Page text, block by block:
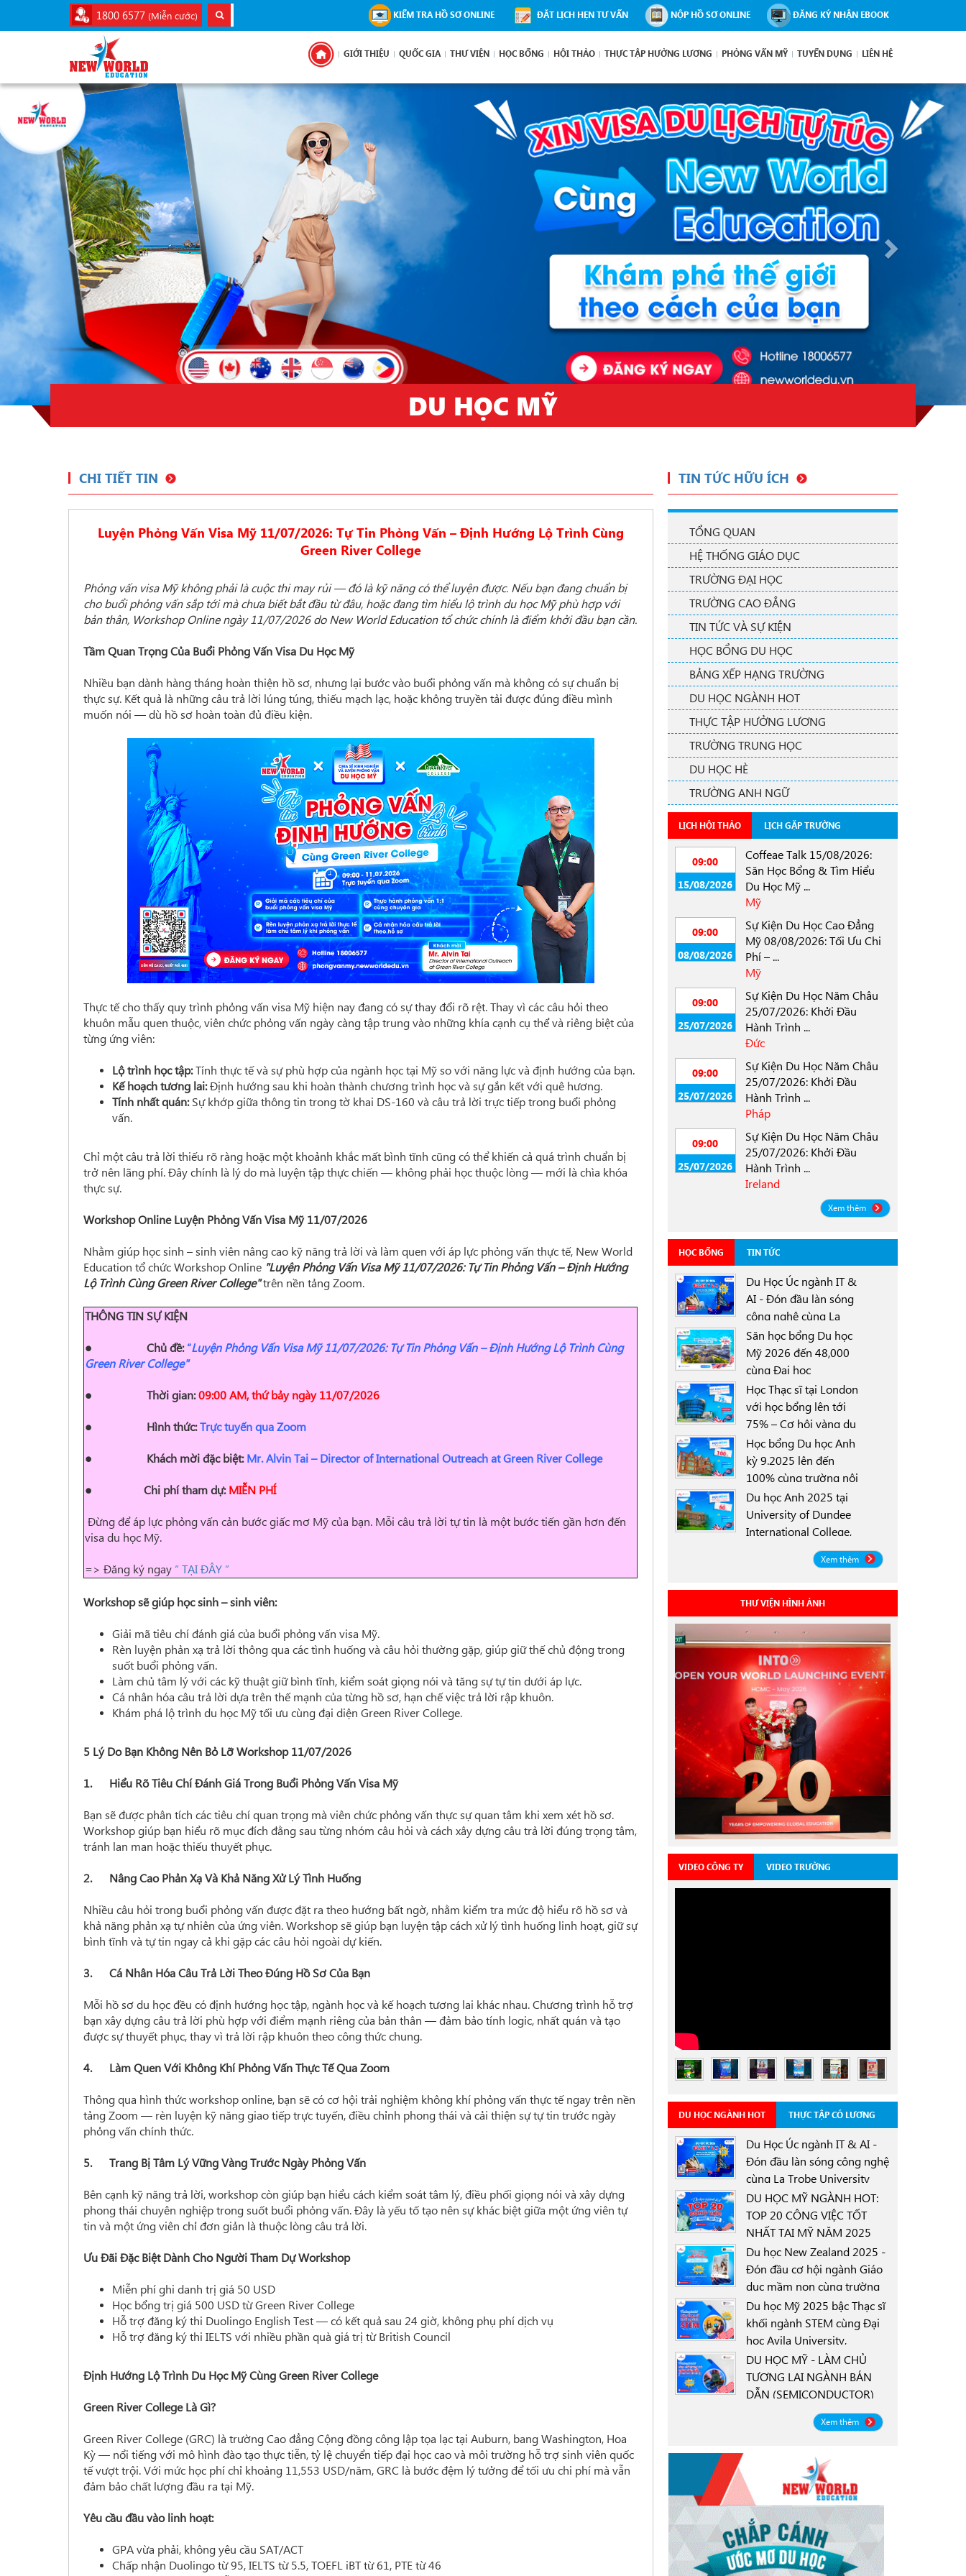
1800 6577 (Miễn cước) KIỂM TRA HỒ SƠ ONLINE ĐẶT LỊCH HẸN TƯ VẤN NỘP HỒ SƠ ONLINE ĐĂNG KÝ NHẬN EBOOK
GIỚI THIỆU QUỐC GIA THƯ VIỆN HỌC BỔNG HỘI THẢO THỰC TẬP HƯỞNG LƯƠNG PHỎNG VẤN MỸ TUYỂN DỤNG LIÊN HỆ
Previous Next
DU HỌC MỸ
CHI TIẾT TIN
Luyện Phỏng Vấn Visa Mỹ 11/07/2026: Tự Tin Phỏng Vấn – Định Hướng Lộ Trình Cùng
Green River College
Phỏng vấn visa Mỹ không phải là cuộc thi may rủi — đó là kỹ năng có thể luyện được. Nếu bạn đang chuẩn bị
cho buổi phỏng vấn sắp tới mà chưa biết bắt đầu từ đâu, hoặc đang tìm hiểu lộ trình du học Mỹ phù hợp với
bản thân, Workshop Online ngày 11/07/2026 do New World Education tổ chức chính là điểm khởi đầu bạn cần.
Tầm Quan Trọng Của Buổi Phỏng Vấn Visa Du Học Mỹ
Nhiều bạn dành hàng tháng hoàn thiện hồ sơ, nhưng lại bước vào buổi phỏng vấn mà không có sự chuẩn bị
thực sự. Kết quả là những câu trả lời lúng túng, thiếu mạch lạc, hoặc không truyền tải được đúng điều mình
muốn nói — dù hồ sơ hoàn toàn đủ điều kiện.
Thực tế cho thấy quy trình phỏng vấn visa Mỹ hiện nay đang có sự thay đổi rõ rệt. Thay vì các câu hỏi theo
khuôn mẫu quen thuộc, viên chức phỏng vấn ngày càng tập trung vào những khía cạnh cụ thể và riêng biệt của
từng ứng viên:
Lộ trình học tập:Tính thực tế và sự phù hợp của ngành học tại Mỹ so với năng lực và định hướng của bạn.
Kế hoạch tương lai:Định hướng sau khi hoàn thành chương trình học và sự gắn kết với quê hương.
Tính nhất quán:Sự khớp giữa thông tin trong tờ khai DS-160 và câu trả lời trực tiếp trong buổi phỏng
vấn.
Chỉ một câu trả lời thiếu rõ ràng hoặc một khoảnh khắc mất bình tĩnh cũng có thể khiến cả quá trình chuẩn bị
trở nên lãng phí. Đây chính là lý do mà luyện tập thực chiến — không phải học thuộc lòng — mới là chìa khóa
thực sự.
Workshop Online Luyện Phỏng Vấn Visa Mỹ 11/07/2026
Nhằm giúp học sinh – sinh viên nâng cao kỹ năng trả lời và làm quen với áp lực phỏng vấn thực tế, New World
Education tổ chức Workshop Online "Luyện Phỏng Vấn Visa Mỹ 11/07/2026: Tự Tin Phỏng Vấn – Định Hướng
Lộ Trình Cùng Green River College"trên nền tảng Zoom.
THÔNG TIN SỰ KIỆN
● Chủ đề:“Luyện Phỏng Vấn Visa Mỹ 11/07/2026: Tự Tin Phỏng Vấn – Định Hướng Lộ Trình Cùng
Green River College"
● Thời gian:09:00 AM, thứ bảy ngày 11/07/2026
● Hình thức:Trực tuyến qua Zoom
● Khách mời đặc biệt:Mr. Alvin Tai – Director of International Outreach at Green River College
●Chi phí tham dự:MIỄN PHÍ
Đừng để áp lực phỏng vấn cản bước giấc mơ Mỹ của bạn. Mỗi câu trả lời tự tin là một bước tiến gần hơn đến
visa du học Mỹ.
=> Đăng ký ngay “ TẠI ĐÂY ”
Workshop sẽ giúp học sinh – sinh viên:
Giải mã tiêu chí đánh giá của buổi phỏng vấn visa Mỹ.
Rèn luyện phản xạ trả lời thông qua các tình huống và câu hỏi thường gặp, giúp giữ thế chủ động trong
suốt buổi phỏng vấn.
Làm chủ tâm lý với các kỹ thuật giữ bình tĩnh, kiểm soát giọng nói và tăng sự tự tin dưới áp lực.
Cá nhân hóa câu trả lời dựa trên thế mạnh của từng hồ sơ, hạn chế việc trả lời rập khuôn.
Khám phá lộ trình du học Mỹ tối ưu cùng đại diện Green River College.
5 Lý Do Bạn Không Nên Bỏ Lỡ Workshop 11/07/2026
1. Hiểu Rõ Tiêu Chí Đánh Giá Trong Buổi Phỏng Vấn Visa Mỹ
Bạn sẽ được phân tích các tiêu chí quan trọng mà viên chức phỏng vấn thực sự quan tâm khi xem xét hồ sơ.
Workshop giúp bạn hiểu rõ mục đích đằng sau từng nhóm câu hỏi và cách xây dựng câu trả lời đúng trọng tâm,
tránh lan man hoặc thiếu thuyết phục.
2. Nâng Cao Phản Xạ Và Khả Năng Xử Lý Tình Huống
Nhiều câu hỏi trong buổi phỏng vấn được đặt ra theo hướng bất ngờ, nhằm kiểm tra mức độ hiểu rõ hồ sơ và
khả năng phản xạ tự nhiên của ứng viên. Workshop sẽ giúp bạn luyện tập cách xử lý tình huống linh hoạt, giữ sự
bình tĩnh và tự tin ngay cả khi gặp các câu hỏi ngoài dự kiến.
3. Cá Nhân Hóa Câu Trả Lời Theo Đúng Hồ Sơ Của Bạn
Mỗi hồ sơ du học đều có định hướng học tập, ngành học và kế hoạch tương lai khác nhau. Chương trình hỗ trợ
bạn xây dựng câu trả lời phù hợp với điểm mạnh riêng của bản thân — đảm bảo tính logic, nhất quán và tạo
được sự thuyết phục, thay vì trả lời rập khuôn theo công thức chung.
4. Làm Quen Với Không Khí Phỏng Vấn Thực Tế Qua Zoom
Thông qua hình thức workshop online, bạn sẽ có cơ hội trải nghiệm không khí phỏng vấn thực tế ngay trên nền
tảng Zoom — rèn luyện kỹ năng giao tiếp trực tuyến, điều chỉnh phong thái và cải thiện sự tự tin trước ngày
phỏng vấn chính thức.
5. Trang Bị Tâm Lý Vững Vàng Trước Ngày Phỏng Vấn
Bên cạnh kỹ năng trả lời, workshop còn giúp bạn hiểu cách kiểm soát tâm lý, điều phối giọng nói và xây dựng
phong thái chuyên nghiệp trong suốt buổi phỏng vấn. Đây là yếu tố tạo nên sự khác biệt giữa một ứng viên tự
tin và một ứng viên chỉ đơn giản là thuộc lòng câu trả lời.
Ưu Đãi Đặc Biệt Dành Cho Người Tham Dự Workshop
Miễn phí ghi danh trị giá 50 USD
Học bổng trị giá 500 USD từ Green River College
Hỗ trợ đăng ký thi Duolingo English Test — có kết quả sau 24 giờ, không phụ phí dịch vụ
Hỗ trợ đăng ký thi IELTS với nhiều phần quà giá trị từ British Council
Định Hướng Lộ Trình Du Học Mỹ Cùng Green River College
Green River College Là Gì?
Green River College (GRC) là trường Cao đẳng Cộng đồng công lập tọa lạc tại Auburn, bang Washington, Hoa
Kỳ — nổi tiếng với mô hình đào tạo thực tiễn, tỷ lệ chuyển tiếp đại học cao và môi trường hỗ trợ sinh viên quốc
tế vượt trội. Với mức học phí chỉ khoảng 11,553 USD/năm, GRC là bước đệm lý tưởng để tối ưu chi phí mà vẫn
đảm bảo chất lượng đầu ra tại Mỹ.
Yêu cầu đầu vào linh hoạt:
GPA vừa phải, không yêu cầu SAT/ACT
Chấp nhận Duolingo từ 95, IELTS từ 5.5, TOEFL iBT từ 61, PTE từ 46
TIN TỨC HỮU ÍCH
TỔNG QUAN
HỆ THỐNG GIÁO DỤC
TRƯỜNG ĐẠI HỌC
TRƯỜNG CAO ĐẲNG
TIN TỨC VÀ SỰ KIỆN
HỌC BỔNG DU HỌC
BẢNG XẾP HẠNG TRƯỜNG
DU HỌC NGÀNH HOT
THỰC TẬP HƯỞNG LƯƠNG
TRƯỜNG TRUNG HỌC
DU HỌC HÈ
TRƯỜNG ANH NGỮ
LỊCH HỘI THẢO LỊCH GẶP TRƯỜNG
09:00
15/08/2026
Coffeae Talk 15/08/2026:
Săn Học Bổng & Tìm Hiểu
Du Học Mỹ ...
Mỹ
09:00
08/08/2026
Sự Kiện Du Học Cao Đẳng
Mỹ 08/08/2026: Tối Ưu Chi
Phí – ...
Mỹ
09:00
25/07/2026
Sự Kiện Du Học Năm Châu
25/07/2026: Khởi Đầu
Hành Trình ...
Đức
09:00
25/07/2026
Sự Kiện Du Học Năm Châu
25/07/2026: Khởi Đầu
Hành Trình ...
Pháp
09:00
25/07/2026
Sự Kiện Du Học Năm Châu
25/07/2026: Khởi Đầu
Hành Trình ...
Ireland
Xem thêm
HỌC BỔNG TIN TỨC
Du Học Úc ngành IT &
AI - Đón đầu làn sóng
công nghệ cùng La
Trobe University
Sydney Campus với
học bổng 30%
Săn học bổng Du học
Mỹ 2026 đến 48,000
cùng Đại học
University of North
Texas (UNT)
Học Thạc sĩ tại London
với học bổng lên tới
75% – Cơ hội vàng du
học Anh 2025
Học bổng Du học Anh
kỳ 9.2025 lên đến
100% cùng trường nội
trú Worthgate School
Canterbury
Du học Anh 2025 tại
University of Dundee
International College,
Scotland ICD - Lộ trình
linh hoạt, học bổng
Xem thêm
THƯ VIỆN HÌNH ẢNH
VIDEO CÔNG TY VIDEO TRƯỜNG
DU HỌC NGÀNH HOT THỰC TẬP CÓ LƯƠNG
Du Học Úc ngành IT & AI -
Đón đầu làn sóng công nghệ
cùng La Trobe University
Sydney Campus với học
bổng 30%
0000-00-00
DU HỌC MỸ NGÀNH HOT:
TOP 20 CÔNG VIỆC TỐT
NHẤT TẠI MỸ NĂM 2025
Du học New Zealand 2025 -
Đón đầu cơ hội ngành Giáo
dục mầm non cùng trường
New Zealand Tertiary
College NZTC
Du học Mỹ 2025 bậc Thạc sĩ
khối ngành STEM cùng Đại
học Avila University,
Goodyear, Arizona
0000-00-00
DU HỌC MỸ - LÀM CHỦ
TƯƠNG LAI NGÀNH BÁN
DẪN (SEMICONDUCTOR)
CÙNG ĐẠI HỌC OREGON
STATE UNIVERSITY OSU
Xem thêm